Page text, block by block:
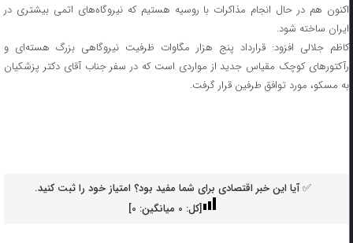
اکنون هم در حال انجام مذاکرات با روسیه هستیم که نیروگاه‌های اتمی بیشتری در
ایران ساخته شود.
کاظم جلالی افزود: قرارداد پنج هزار مگاوات ظرفیت نیروگاهی بزرگ هسته‌ای و
رآکتورهای کوچک مقیاس جدید از مواردی است که در سفر جناب آقای دکتر پزشکیان
به مسکو، مورد توافق طرفین قرار گرفت.
✅ آیا این خبر اقتصادی برای شما مفید بود؟ امتیاز خود را ثبت کنید.
[کل: 0میانگین: 0
]